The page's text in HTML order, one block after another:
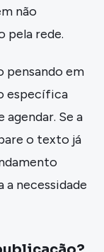
não
pela rede.
pensando em
específica
agendar. Se a
o texto já
necessidade